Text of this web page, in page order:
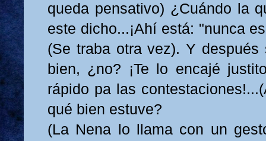
queda pensativo) ¿Cuándo la
este dicho...¡Ahí está: "nunca
(Se traba otra vez). Y después
bien, ¿no? ¡Te lo encajé
rápido pa las
qué bien estuve?
(La Nena lo llama con un